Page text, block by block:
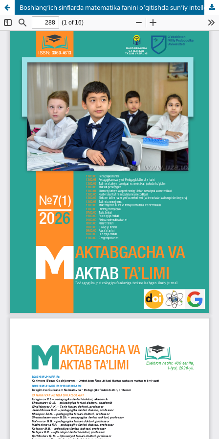
Boshlang‘ich sinflarda matematika fanini o‘qitishda sun’iy intellekt texnologiyalaridan foydalanish imkoniyatlari